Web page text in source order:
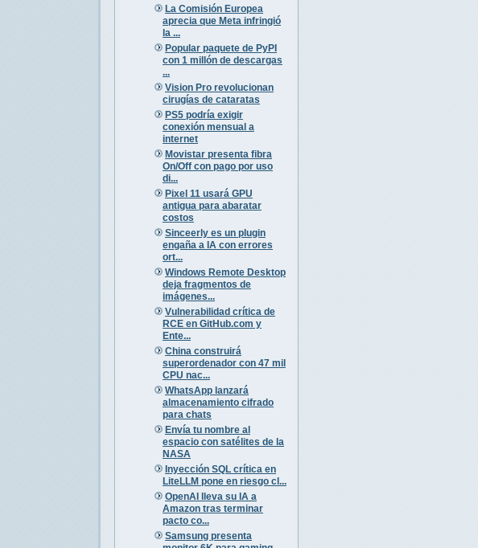
La Comisión Europea
aprecia que Meta infringió
la ...
Popular paquete de PyPI
con 1 millón de descargas
...
Vision Pro revolucionan
cirugías de cataratas
PS5 podría exigir
conexión mensual a
internet
Movistar presenta fibra
On/Off con pago por uso
di...
Pixel 11 usará GPU
antigua para abaratar
costos
Sinceerly es un plugin
engaña a IA con errores
ort...
Windows Remote Desktop
deja fragmentos de
imágenes...
Vulnerabilidad crítica de
RCE en GitHub.com y
Ente...
China construirá
superordenador con 47 mil
CPU nac...
WhatsApp lanzará
almacenamiento cifrado
para chats
Envía tu nombre al
espacio con satélites de la
NASA
Inyección SQL crítica en
LiteLLM pone en riesgo cl...
OpenAI lleva su IA a
Amazon tras terminar
pacto co...
Samsung presenta